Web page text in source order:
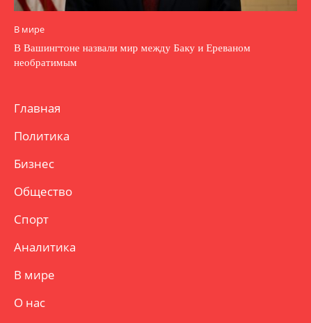
В мире
В Вашингтоне назвали мир между Баку и Ереваном
необратимым
Главная
Политика
Бизнес
Общество
Спорт
Аналитика
В мире
О нас